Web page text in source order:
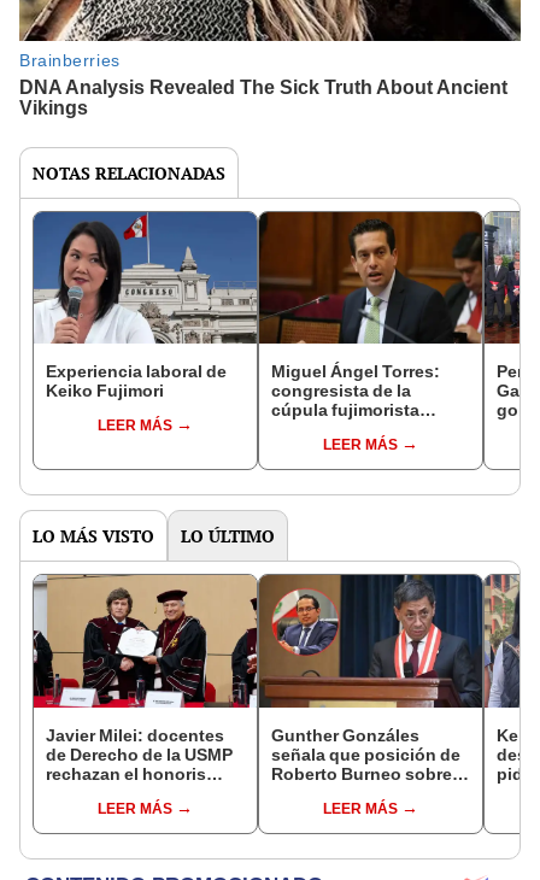
NOTAS RELACIONADAS
Experiencia laboral de
Keiko Fujimori
LEER MÁS
Miguel Ángel Torres:
congresista de la
cúpula fujimorista
del SenadoLEER MÁS
LO MÁS VISTO LO ÚLTIMO
Javier Milei: docentes
de Derecho de la USMP
rechazan el honoris
presidente de Argentina
LEER MÁS
Gunther Gonzáles
señala que posición de
Roberto Burneo sobre
Aliaga no representan al
JNE
LEER MÁS
pida